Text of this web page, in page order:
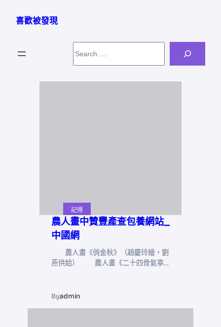
喜歡被發現
記得
農人畫中贊豐產查包養網站_
中國網
農人畫《俏金秋》（趙慶玲繪，劉
燕供給） 農人畫《二十四骨氣寧…
Byadmin